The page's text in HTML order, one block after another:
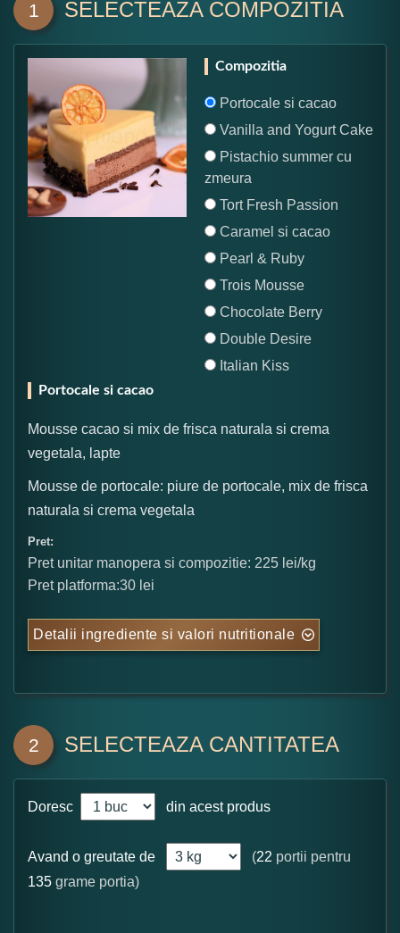
1 SELECTEAZA COMPOZITIA
Compozitia
Portocale si cacao
Vanilla and Yogurt Cake
Pistachio summer cu
zmeura
Tort Fresh Passion
Caramel si cacao
Pearl & Ruby
Trois Mousse
Chocolate Berry
Double Desire
Italian Kiss
Portocale si cacao
Mousse cacao si mix de frisca naturala si crema
vegetala, lapte
Mousse de portocale: piure de portocale, mix de frisca
naturala si crema vegetala
Pret:
Pret unitar manopera si compozitie: 225 lei/kg
Pret platforma:30 lei
Detalii ingrediente si valori nutritionale
2 SELECTEAZA CANTITATEA
Doresc din acest produs
Avand o greutate de (22 portii pentru
135 grame portia)